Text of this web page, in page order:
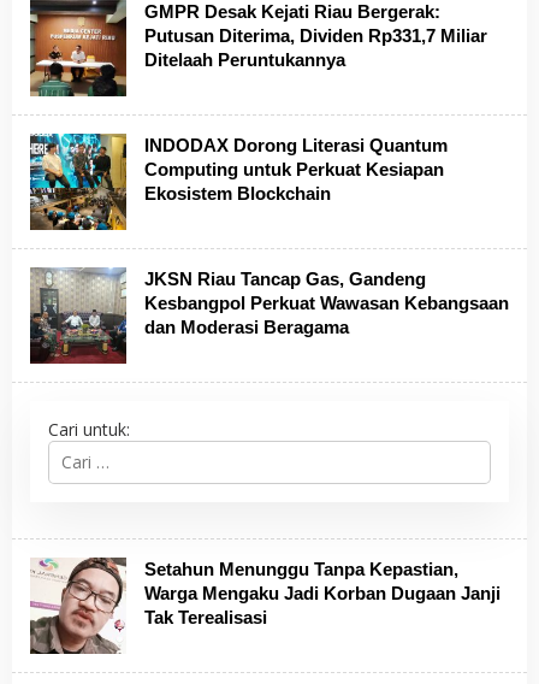
GMPR Desak Kejati Riau Bergerak:
Putusan Diterima, Dividen Rp331,7 Miliar
Ditelaah Peruntukannya
INDODAX Dorong Literasi Quantum
Computing untuk Perkuat Kesiapan
Ekosistem Blockchain
JKSN Riau Tancap Gas, Gandeng
Kesbangpol Perkuat Wawasan Kebangsaan
dan Moderasi Beragama
Cari untuk:
Setahun Menunggu Tanpa Kepastian,
Warga Mengaku Jadi Korban Dugaan Janji
Tak Terealisasi